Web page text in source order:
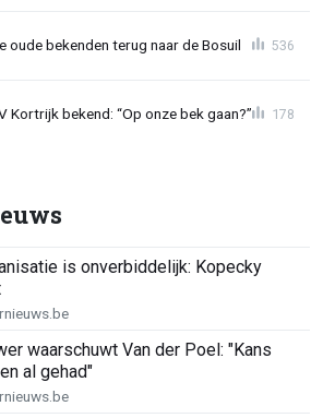
oude bekenden terug naar de Bosuil 536
Kortrijk bekend: “Op onze bek gaan?” 178
is onverbiddelijk: Kopecky
waarschuwt Van der Poel: "Kans
al gehad"